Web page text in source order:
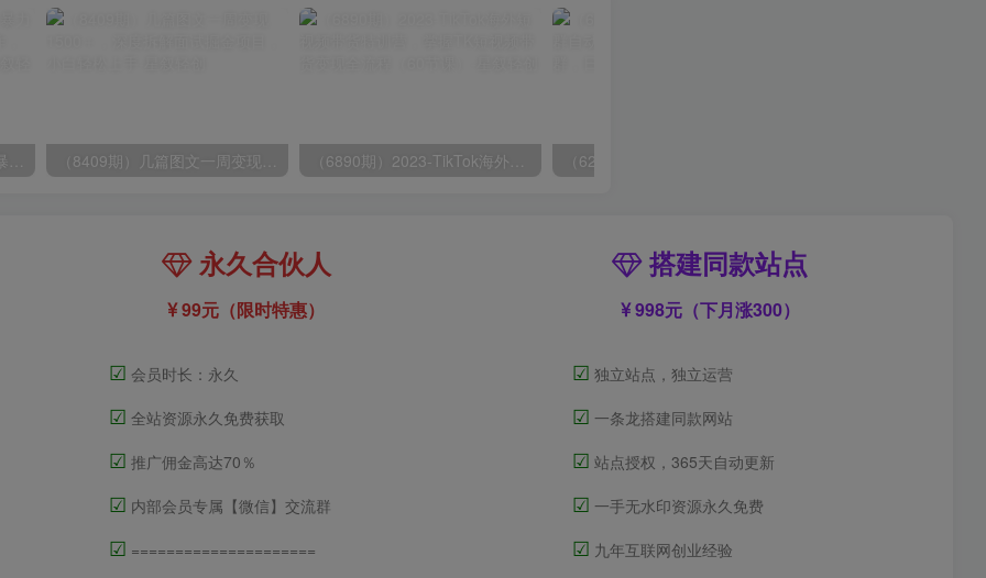
（9420期）最新短剧玩法，暴力变现日入1000+私域零成本操作，全程干货（附1400G短剧） （8409期）几篇图文一周变现1500＋，深度拆解面试掘金项目，小白轻松上手 （6890期）2023-TikTok海外短视频带货特训营，掌握TK短视频带货变现全流程（60节课）
永久合伙人
99元（限时特惠）
☑ 会员时长：永久
☑ 全站资源永久免费获取
☑ 推广佣金高达70％
☑ 内部会员专属【微信】交流群
☑ =====================
搭建同款站点
998元（下月涨300）
☑ 独立站点，独立运营
☑ 一条龙搭建同款网站
☑ 站点授权，365天自动更新
☑ 一手无水印资源永久免费
☑ 九年互联网创业经验